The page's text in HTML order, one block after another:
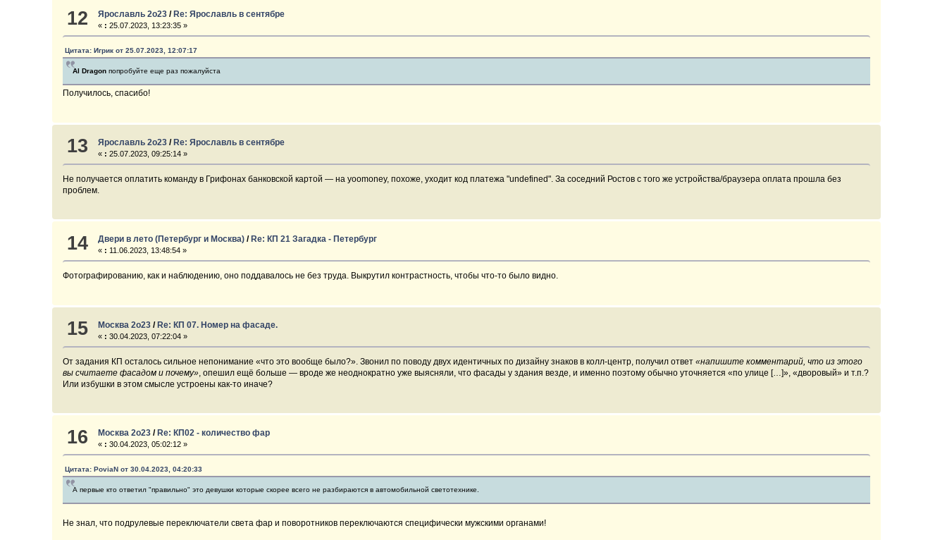
12 Ярославль 2о23/ Re: Ярославль в сентябре
« : 25.07.2023, 13:23:35 »
Цитата: Игрик от 25.07.2023, 12:07:17
Al Dragon попробуйте еще раз пожалуйста
Получилось, спасибо!
13 Ярославль 2о23/Re: Ярославль в сентябре
« : 25.07.2023, 09:25:14 »
Не получается оплатить команду в Грифонах банковской картой — на yoomoney, похоже, уходит код платежа "undefined". За соседний Ростов с того же устройства/браузера оплата прошла без
проблем.
14 Двери в лето (Петербург и Москва)/ Re: КП 21 Загадка - Петербург
« : 11.06.2023, 13:48:54 »
Фотографированию, как и наблюдению, оно поддавалось не без труда. Выкрутил контрастность, чтобы что-то было видно.
15 Москва 2о23/Re: КП 07. Номер на фасаде.
« : 30.04.2023, 07:22:04 »
От задания КП осталось сильное непонимание «что это вообще было?». Звонил по поводу двух идентичных по дизайну знаков в колл-центр, получил ответ«напишите комментарий, что из этого
вы считаете фасадом и почему» , опешил ещё больше — вроде же неоднократно уже выясняли, что фасады у здания везде, и именно поэтому обычно уточняется «по улице […]», «дворовый» и т.п.?
Или избушки в этом смысле устроены как-то иначе?
16 Москва 2о23/ Re: КП02 - количество фар
« : 30.04.2023, 05:02:12 »
Цитата: PoviaN от 30.04.2023, 04:20:33
А первые кто ответил "правильно" это девушки которые скорее всего не разбираются в автомобильной светотехнике.
Не знал, что подрулевые переключатели света фар и поворотников переключаются специфически мужскими органами!